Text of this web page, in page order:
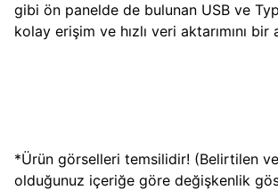
gibi ön panelde de bulunan USB ve
kolay erişim ve hızlı veri aktarımını bir
*Ürün görselleri temsilidir! (Belirtilen
olduğunuz içeriğe göre değişkenlik